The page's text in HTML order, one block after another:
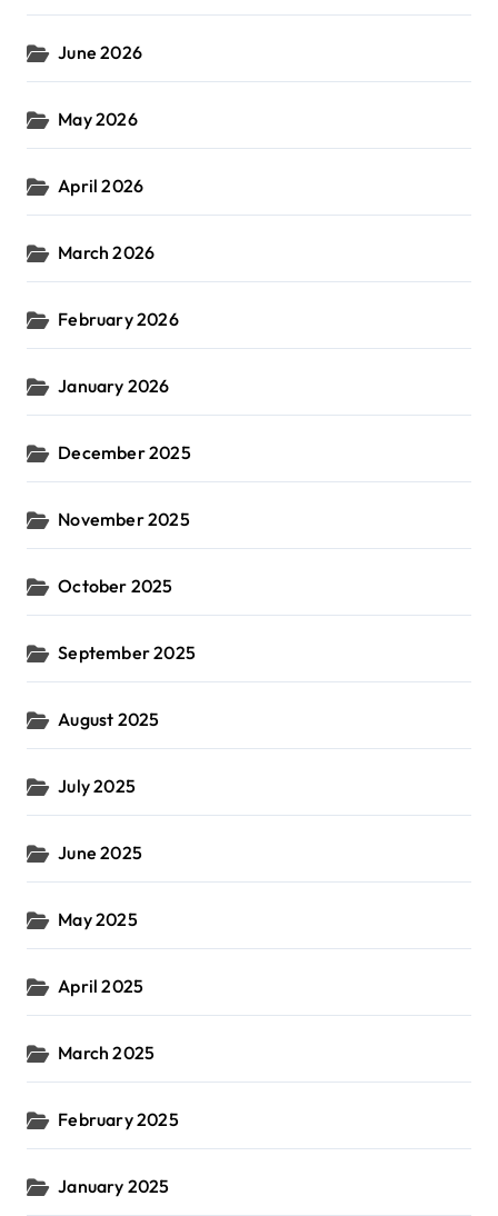
June 2026
May 2026
April 2026
March 2026
February 2026
January 2026
December 2025
November 2025
October 2025
September 2025
August 2025
July 2025
June 2025
May 2025
April 2025
March 2025
February 2025
January 2025